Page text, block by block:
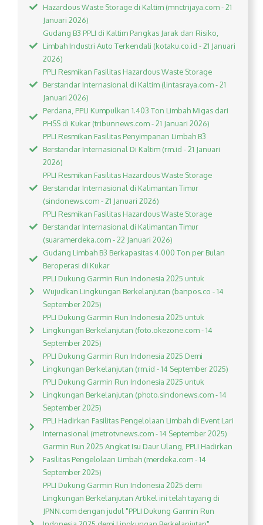
Hazardous Waste Storage di Kaltim (mnctrijaya.com - 21
Januari 2026)
Gudang B3 PPLI di Kaltim Pangkas Jarak dan Risiko,
Limbah Industri Auto Terkendali (kotaku.co.id - 21 Januari
2026)
PPLI Resmikan Fasilitas Hazardous Waste Storage
Berstandar Internasional di Kaltim (lintasraya.com - 21
Januari 2026)
Perdana, PPLI Kumpulkan 1.403 Ton Limbah Migas dari
PHSS di Kukar (tribunnews.com - 21 Januari 2026)
PPLI Resmikan Fasilitas Penyimpanan Limbah B3
Berstandar Internasional Di Kaltim (rm.id - 21 Januari
2026)
PPLI Resmikan Fasilitas Hazardous Waste Storage
Berstandar Internasional di Kalimantan Timur
(sindonews.com - 21 Januari 2026)
PPLI Resmikan Fasilitas Hazardous Waste Storage
Berstandar Internasional di Kalimantan Timur
(suaramerdeka.com - 22 Januari 2026)
Gudang Limbah B3 Berkapasitas 4.000 Ton per Bulan
Beroperasi di Kukar
PPLI Dukung Garmin Run Indonesia 2025 untuk
Wujudkan Lingkungan Berkelanjutan (banpos.co - 14
September 2025)
PPLI Dukung Garmin Run Indonesia 2025 untuk
Lingkungan Berkelanjutan (foto.okezone.com - 14
September 2025)
PPLI Dukung Garmin Run Indonesia 2025 Demi
Lingkungan Berkelanjutan (rm.id - 14 September 2025)
PPLI Dukung Garmin Run Indonesia 2025 untuk
Lingkungan Berkelanjutan (photo.sindonews.com - 14
September 2025)
PPLI Hadirkan Fasilitas Pengelolaan Limbah di Event Lari
Internasional (metrotvnews.com - 14 September 2025)
Garmin Run 2025 Angkat Isu Daur Ulang, PPLI Hadirkan
Fasilitas Pengelolaan Limbah (merdeka.com - 14
September 2025)
PPLI Dukung Garmin Run Indonesia 2025 demi
Lingkungan Berkelanjutan Artikel ini telah tayang di
JPNN.com dengan judul "PPLI Dukung Garmin Run